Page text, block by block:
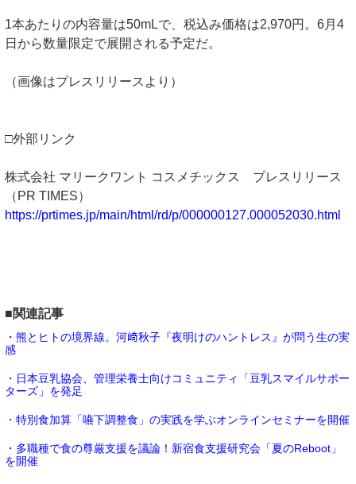
1本あたりの内容量は50mLで、税込み価格は2,970円。6月4
日から数量限定で展開される予定だ。
（画像はプレスリリースより）
□外部リンク
株式会社 マリークワント コスメチックス プレスリリース
（PR TIMES）
https://prtimes.jp/main/html/rd/p/000000127.000052030.html
■関連記事
・熊とヒトの境界線。河﨑秋子『夜明けのハントレス』が問う生の実
感
・日本豆乳協会、管理栄養士向けコミュニティ「豆乳スマイルサポー
ターズ」を発足
・特別食加算「嚥下調整食」の実践を学ぶオンラインセミナーを開催
・多職種で食の尊厳支援を議論！新宿食支援研究会「夏のReboot」
を開催